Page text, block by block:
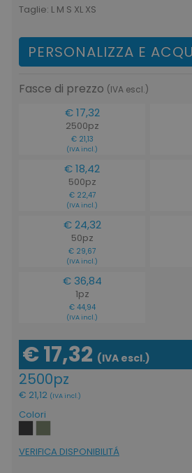
Taglie: L M S XL XS
PERSONALIZZA E
Fasce di prezzo (IVA escl.)
€ 17,32
2500pz
€ 21,13
(IVA incl.)
€ 18,42
500pz
€ 22,47
(IVA incl.)
€ 24,32
50pz
€ 29,67
(IVA incl.)
€ 36,84
1pz
€ 44,94
(IVA incl.)
€ 17,32 (IVA escl.)
2500pz
€ 21,12 (IVA incl.)
Colori
VERIFICA DISPONIBILITÁ